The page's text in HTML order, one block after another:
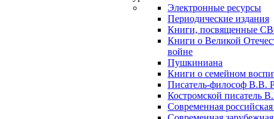
Электронные ресурсы
Периодические издания
Книги, посвященные
Книги о Великой
войне
Пушкиниана
Книги о семейном
Писатель-философ В.В.
Костромской писатель
Современная российская